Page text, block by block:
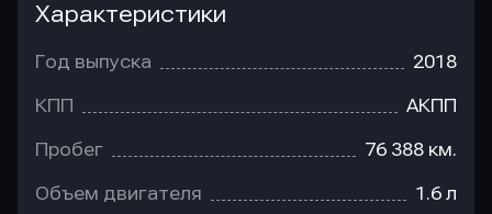
Характеристики
Год выпуска 2018
КПП АКПП
Пробег 76 388 км.
Объем двигателя 1.6 л